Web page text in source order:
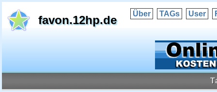
favon.12hp.de Über TAGs User